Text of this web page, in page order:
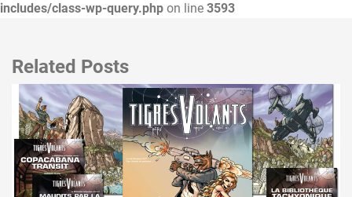
includes/class-wp-query.php on line 3593
Related Posts